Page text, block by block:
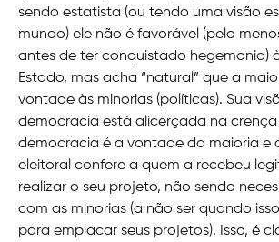
sendo estatista (ou tendo uma visão
mundo) ele não é favorável (pelo
antes de ter conquistado hegemonia)
Estado, mas acha “natural” que a
vontade às minorias (políticas). Sua
democracia está alicerçada na
democracia é a vontade da maioria e
eleitoral confere a quem a recebeu
realizar o seu projeto, não sendo
com as minorias (a não ser quando
para emplacar seus projetos). Isso, é